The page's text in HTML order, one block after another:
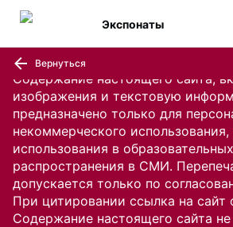
Содержание настоящего сайта,
изображения и текстовую
предназначено только для
некоммерческого
использования в
распространения в СМИ.
допускается только по
При цитировании ссылка на сайт
Содержание настоящего сайта
Экспонаты
Вернуться